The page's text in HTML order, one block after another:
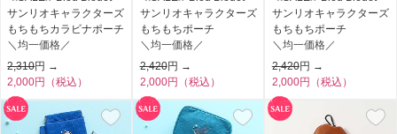
サンリオキャラクターズ
もちもちカラビナポーチ
＼均一価格／
2,310円 →
2,000円（税込）
サンリオキャラクターズ
もちもちポーチ
＼均一価格／
2,420円 →
2,000円（税込）
サンリオキャラクターズ
もちもちポーチ
＼均一価格／
2,420円 →
2,000円（税込）